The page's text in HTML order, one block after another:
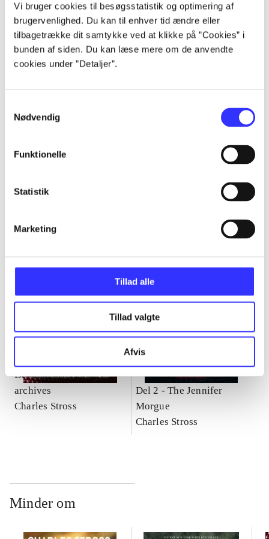
Vi bruger cookies til besøgsstatistik og optimering af
brugervenlighed. Du kan til enhver tid ændre eller
tilbagetrække dit samtykke ved at klikke på ”Cookies” i
bunden af siden. Du kan læse mere om de anvendte
cookies under ”Detaljer”.
Nødvendig
Funktionelle
Statistik
Marketing
Tillad alle
Tillad valgte
Afvis
...
...
BEGYND MED DENNE
Del 1 -The atrocity
archives
Charles Stross
Del 2 -The Jennifer
Morgue
Charles Stross
Minder om